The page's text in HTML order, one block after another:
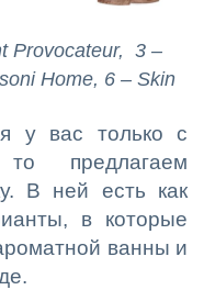
Provocateur, 3 –
Home, 6 – Skin
у вас только с
предлагаем
В ней есть как
в которые
ванны и